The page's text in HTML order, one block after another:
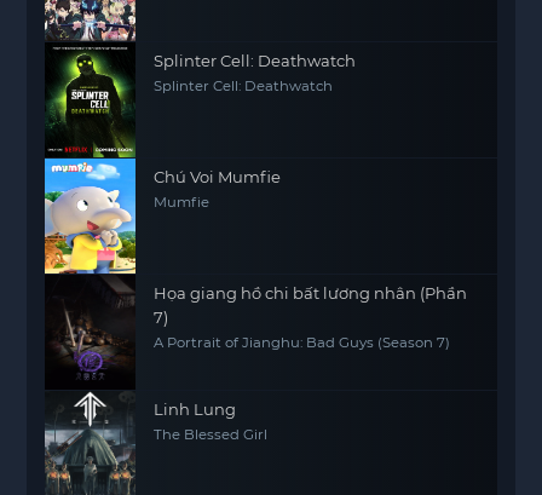
Splinter Cell: Deathwatch
Splinter Cell: Deathwatch
Chú Voi Mumfie
Mumfie
Họa giang hồ chi bất lương nhân (Phần
7)
A Portrait of Jianghu: Bad Guys (Season 7)
Linh Lung
The Blessed Girl